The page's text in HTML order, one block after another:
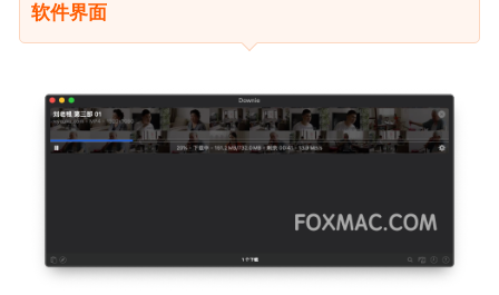
软件界面